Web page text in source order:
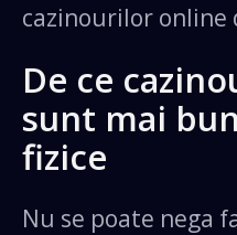
Afișați mai multe
cazinourilor online
De ce
sunt mai
fizice
Nu se poate nega